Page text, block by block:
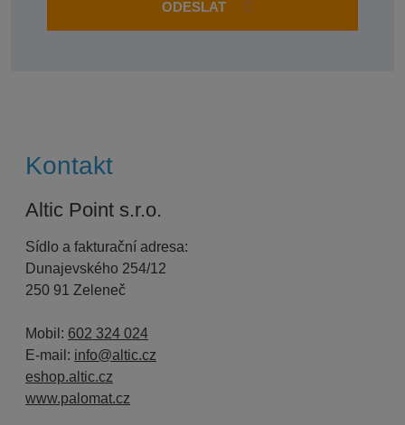
ODESLAT
Kontakt
Altic Point s.r.o.
Sídlo a fakturační adresa:
Dunajevského 254/12
250 91 Zeleneč
Mobil: 602 324 024
E-mail: info@altic.cz
eshop.altic.cz
www.palomat.cz